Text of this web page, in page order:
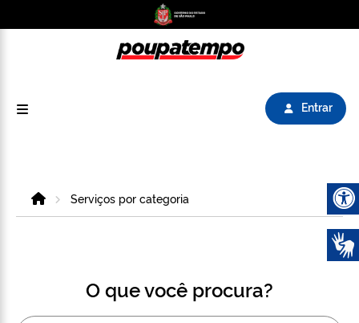
Entrar
HomeServiços por categoria
O que você procura?